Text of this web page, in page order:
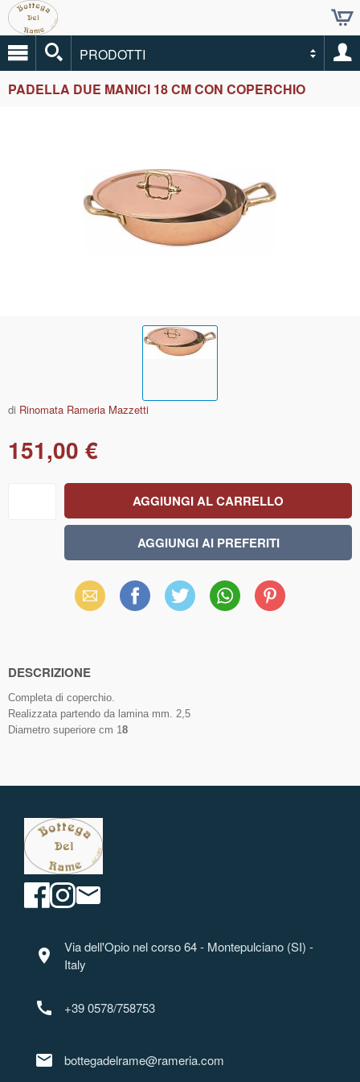
PRODOTTI
PADELLA DUE MANICI 18 CM CON COPERCHIO
di Rinomata Rameria Mazzetti
151,00 €
Email Facebook X WhatsAppPinterest
DESCRIZIONE
Completa di coperchio.
Realizzata partendo da lamina mm. 2,5
Diametro superiore cm 18
location_on
Via dell'Opio nel corso 64 - Montepulciano (SI) -
Italy
call +39 0578/758753
mail bottegadelrame@rameria.com